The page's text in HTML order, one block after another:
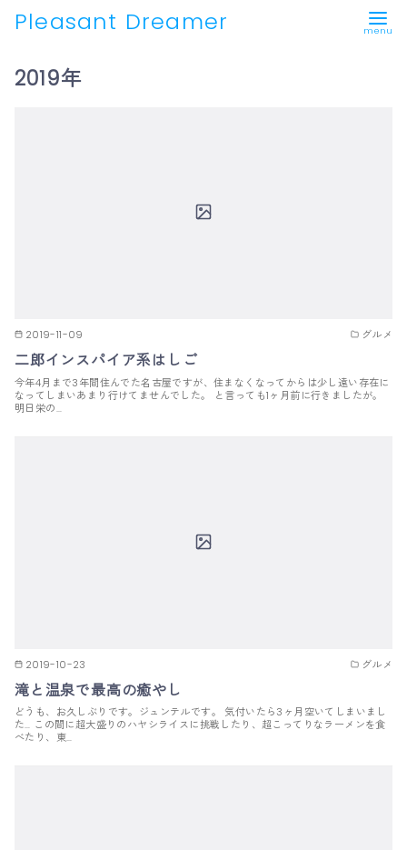
Pleasant Dreamer
2019年
2019-11-09 グルメ
二郎インスパイア系はしご
今年4月まで3年間住んでた名古屋ですが、住まなくなってからは少し遠い存在に
なってしまいあまり行けてませんでした。 と言っても1ヶ月前に行きましたが。
明日栄の…
2019-10-23 グルメ
滝と温泉で最高の癒やし
どうも、お久しぶりです。ジュンテルです。 気付いたら3ヶ月空いてしまいまし
た… この間に超大盛りのハヤシライスに挑戦したり、超こってりなラーメンを食
べたり、東…